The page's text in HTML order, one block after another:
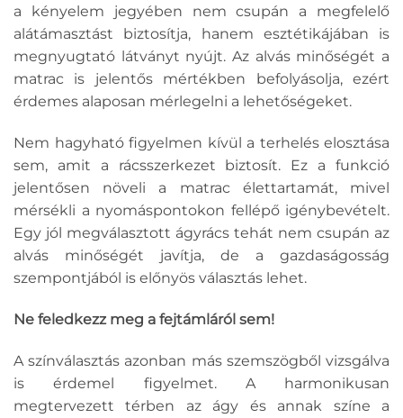
a kényelem jegyében nem csupán a megfelelő
alátámasztást biztosítja, hanem esztétikájában is
megnyugtató látványt nyújt. Az alvás minőségét a
matrac is jelentős mértékben befolyásolja, ezért
érdemes alaposan mérlegelni a lehetőségeket.
Nem hagyható figyelmen kívül a terhelés elosztása
sem, amit a rácsszerkezet biztosít. Ez a funkció
jelentősen növeli a matrac élettartamát, mivel
mérsékli a nyomáspontokon fellépő igénybevételt.
Egy jól megválasztott ágyrács tehát nem csupán az
alvás minőségét javítja, de a gazdaságosság
szempontjából is előnyös választás lehet.
Ne feledkezz meg a fejtámláról sem!
A színválasztás azonban más szemszögből vizsgálva
is érdemel figyelmet. A harmonikusan
megtervezett térben az ágy és annak színe a